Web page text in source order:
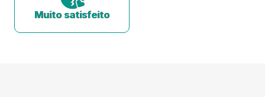
Muito satisfeito